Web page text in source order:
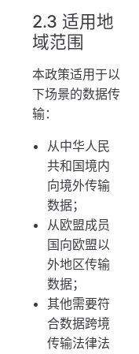
2.3 适用地
域范围
本政策适用于以
下场景的数据传
输：
从中华人民
共和国境内
向境外传输
数据；
从欧盟成员
国向欧盟以
外地区传输
数据；
其他需要符
合数据跨境
传输法律法